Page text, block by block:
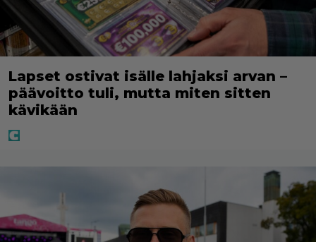
Lapset ostivat isälle lahjaksi arvan –
päävoitto tuli, mutta miten sitten
kävikään